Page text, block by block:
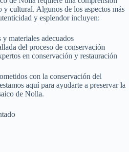
cultural. Algunos de los aspectos más
y esplendor incluyen:
materiales adecuados
del proceso de conservación
en conservación y restauración
con la conservación del
aquí para ayudarte a preservar la
de Nolla.